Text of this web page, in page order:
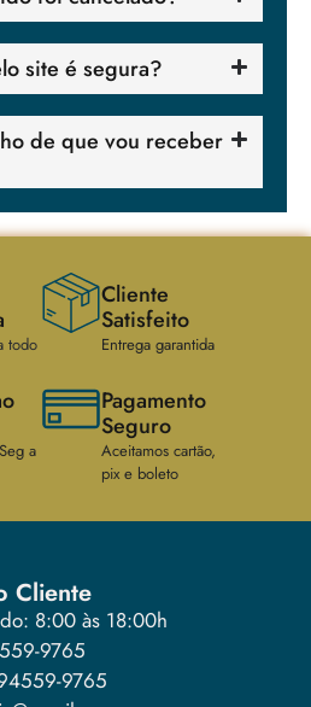
site é segura?
de que vou receber
todo
Cliente
Satisfeito
Entrega garantida
a
Pagamento
Seguro
Aceitamos cartão,
pix e boleto
Cliente
8:00 às 18:00h
9765
9765